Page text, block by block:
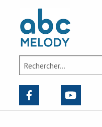
Search
for:
Panneau de gestion des cookies